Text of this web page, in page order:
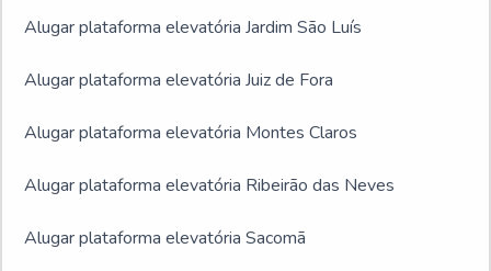
Alugar plataforma elevatória Jardim São Luís
Alugar plataforma elevatória Juiz de Fora
Alugar plataforma elevatória Montes Claros
Alugar plataforma elevatória Ribeirão das Neves
Alugar plataforma elevatória Sacomã